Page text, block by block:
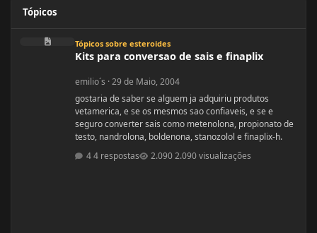
Tópicos
Kits para conversao de sais e finaplix
Tópicos sobre esteroides
Kits para conversao de sais e finaplix
emilio´s ·29 de Maio, 2004
gostaria de saber se alguem ja adquiriu produtos
vetamerica, e se os mesmos sao confiaveis, e se e
seguro converter sais como metenolona, propionato de
testo, nandrolona, boldenona, stanozolol e finaplix-h.
4 respostas
2.090 visualizações